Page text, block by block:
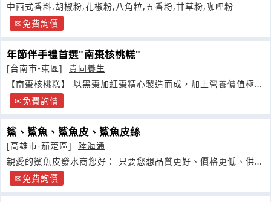
中西式香料.胡椒粉,花椒粉,八角粒,五香粉,甘草粉,咖哩粉
免費詢價
年節伴手禮首選"南棗核桃糕"
[台南市-東區]
貴同養生
【南棗核桃糕】 以黑棗加紅棗精心製造而成，加上營養價值極高
的核桃免費詢價
鯊、鯊魚、鯊魚皮、鯊魚皮絲
[高雄市-茄萣區]
陸海通
親愛的鯊魚皮發水商您好： 只要您想品質更好、價格更低、供貨
更穩定免費詢價